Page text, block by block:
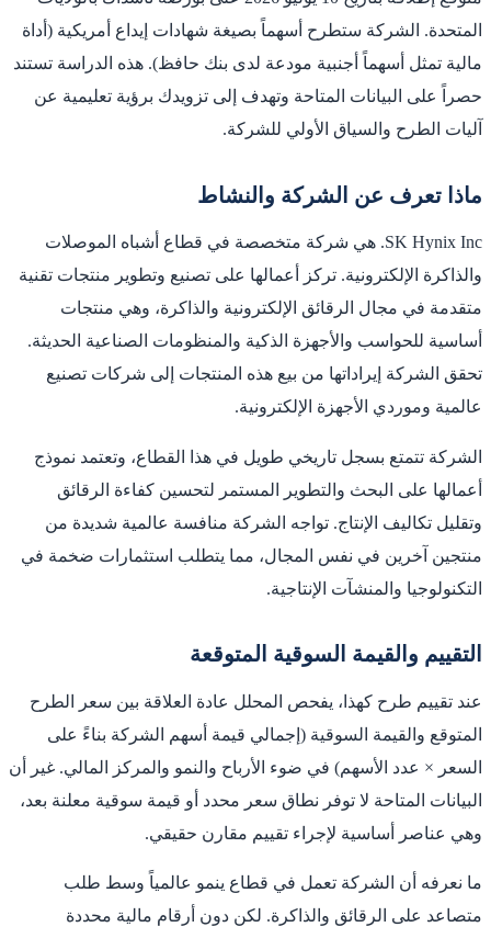
المتحدة. الشركة ستطرح أسهماً بصيغة شهادات إيداع أمريكية (أداة
مالية تمثل أسهماً أجنبية مودعة لدى بنك حافظ). هذه الدراسة تستند
حصراً على البيانات المتاحة وتهدف إلى تزويدك برؤية تعليمية عن
آليات الطرح والسياق الأولي للشركة.
ماذا تعرف عن الشركة والنشاط
SK Hynix Inc. هي شركة متخصصة في قطاع أشباه الموصلات
والذاكرة الإلكترونية. تركز أعمالها على تصنيع وتطوير منتجات تقنية
متقدمة في مجال الرقائق الإلكترونية والذاكرة، وهي منتجات
أساسية للحواسب والأجهزة الذكية والمنظومات الصناعية الحديثة.
تحقق الشركة إيراداتها من بيع هذه المنتجات إلى شركات تصنيع
عالمية وموردي الأجهزة الإلكترونية.
الشركة تتمتع بسجل تاريخي طويل في هذا القطاع، وتعتمد نموذج
أعمالها على البحث والتطوير المستمر لتحسين كفاءة الرقائق
وتقليل تكاليف الإنتاج. تواجه الشركة منافسة عالمية شديدة من
منتجين آخرين في نفس المجال، مما يتطلب استثمارات ضخمة في
التكنولوجيا والمنشآت الإنتاجية.
التقييم والقيمة السوقية المتوقعة
عند تقييم طرح كهذا، يفحص المحلل عادة العلاقة بين سعر الطرح
المتوقع والقيمة السوقية (إجمالي قيمة أسهم الشركة بناءً على
السعر × عدد الأسهم) في ضوء الأرباح والنمو والمركز المالي. غير أن
البيانات المتاحة لا توفر نطاق سعر محدد أو قيمة سوقية معلنة بعد،
وهي عناصر أساسية لإجراء تقييم مقارن حقيقي.
ما نعرفه أن الشركة تعمل في قطاع ينمو عالمياً وسط طلب
متصاعد على الرقائق والذاكرة. لكن دون أرقام مالية محددة